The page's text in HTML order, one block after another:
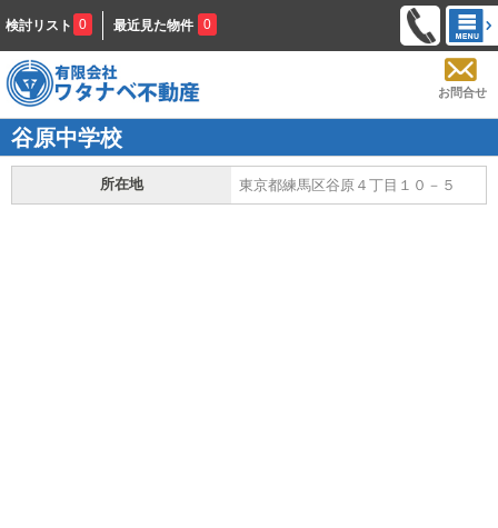
検討リスト 0 最近見た物件 0
お問合せ
谷原中学校
所在地 東京都練馬区谷原４丁目１０－５